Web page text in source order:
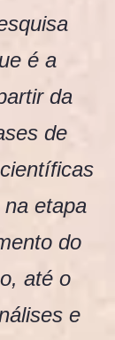
é a
da
de
etapa
do
até o
e